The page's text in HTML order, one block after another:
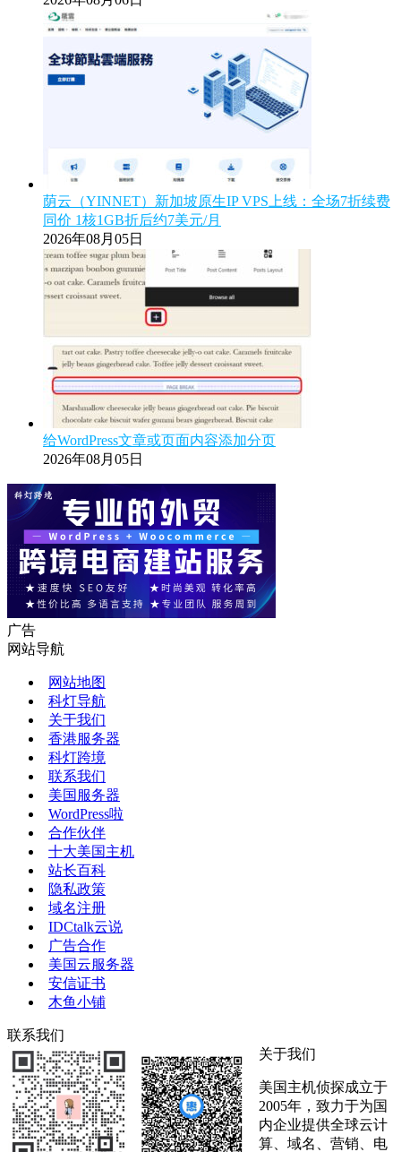
荫云（YINNET）新加坡原生IP VPS上线：全场7折续费
同价 1核1GB折后约7美元/月
2026年08月05日
给WordPress文章或页面内容添加分页
2026年08月05日
广告
网站导航
网站地图
科灯导航
关于我们
香港服务器
科灯跨境
联系我们
美国服务器
WordPress啦
合作伙伴
十大美国主机
站长百科
隐私政策
域名注册
IDCtalk云说
广告合作
美国云服务器
安信证书
木鱼小铺
联系我们
关于我们
美国主机侦探成立于
2005年，致力于为国
内企业提供全球云计
算、域名、营销、电